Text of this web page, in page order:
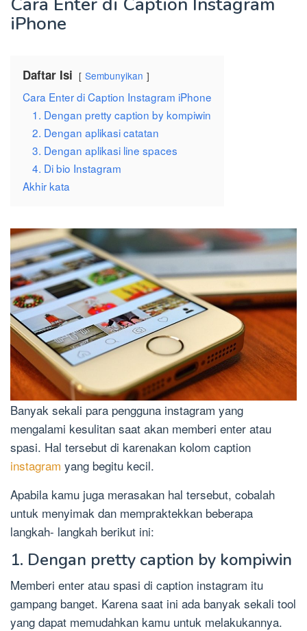
iPhone
Daftar Isi Sembunyikan
Cara Enter di Caption Instagram iPhone
1. Dengan pretty caption by kompiwin
2. Dengan aplikasi catatan
3. Dengan aplikasi line spaces
4. Di bio Instagram
Akhir kata
Banyak sekali para pengguna instagram yang
mengalami kesulitan saat akan memberi enter atau
spasi. Hal tersebut di karenakan kolom caption
instagram yang begitu kecil.
Apabila kamu juga merasakan hal tersebut, cobalah
untuk menyimak dan mempraktekkan beberapa
langkah- langkah berikut ini:
1. Dengan pretty caption by kompiwin
Memberi enter atau spasi di caption instagram itu
gampang banget. Karena saat ini ada banyak sekali tool
yang dapat memudahkan kamu untuk melakukannya.